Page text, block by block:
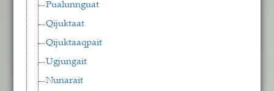
Pualunnguat
Qijuktaat
Qijuktaaqpait
Ugjungait
Nunarait